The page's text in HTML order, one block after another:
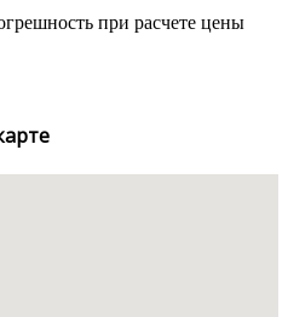
при расчете цены